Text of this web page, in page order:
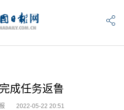
成任务返鲁
2022-05-22 20:51